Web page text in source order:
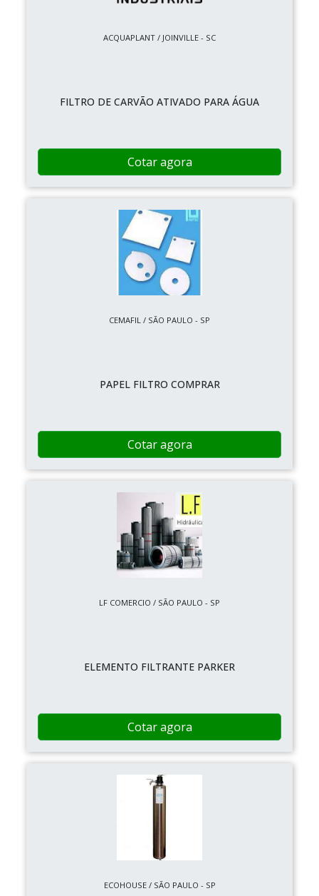
ACQUAPLANT / JOINVILLE - SC
FILTRO DE CARVÃO ATIVADO PARA ÁGUA
Cotar agora
CEMAFIL / SÃO PAULO - SP
PAPEL FILTRO COMPRAR
Cotar agora
LF COMERCIO / SÃO PAULO - SP
ELEMENTO FILTRANTE PARKER
Cotar agora
ECOHOUSE / SÃO PAULO - SP